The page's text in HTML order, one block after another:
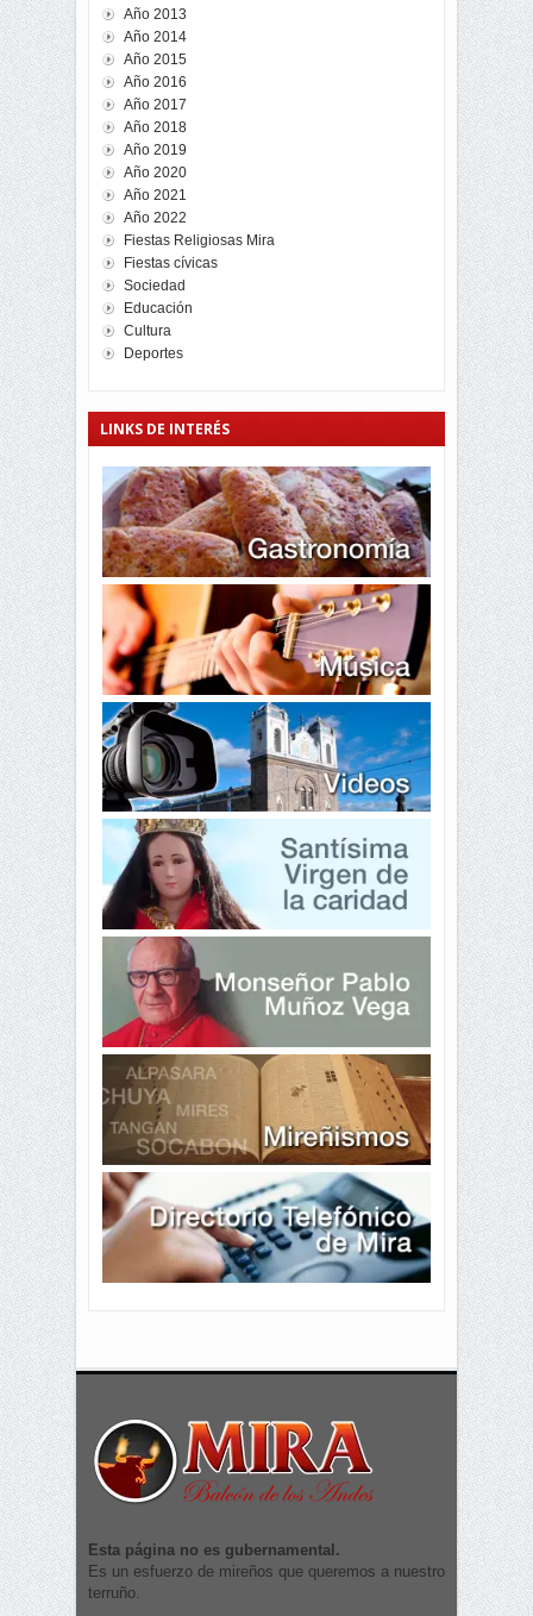
Año 2013
Año 2014
Año 2015
Año 2016
Año 2017
Año 2018
Año 2019
Año 2020
Año 2021
Año 2022
Fiestas Religiosas Mira
Fiestas cívicas
Sociedad
Educación
Cultura
Deportes
LINKS DE INTERÉS
Esta página no es gubernamental.
Es un esfuerzo de mireños que queremos a nuestro
terruño.